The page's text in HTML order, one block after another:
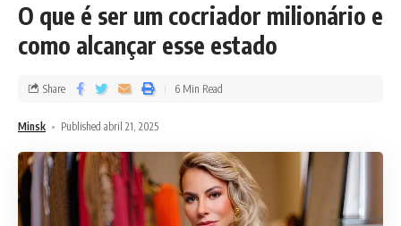
O que é ser um cocriador milionário e
como alcançar esse estado
Minsk Published abril 21, 2025
Share 6 Min Read